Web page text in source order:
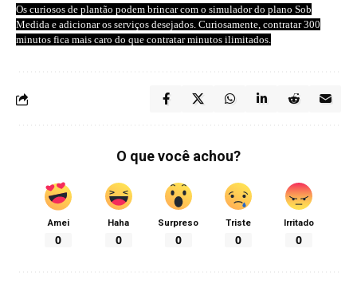
Os curiosos de plantão podem brincar com o simulador do plano Sob
Medida e adicionar os serviços desejados. Curiosamente, contratar 300
minutos fica mais caro do que contratar minutos ilimitados.
O que você achou?
Amei
0
Haha
0
Surpreso
0
Triste
0
Irritado
0